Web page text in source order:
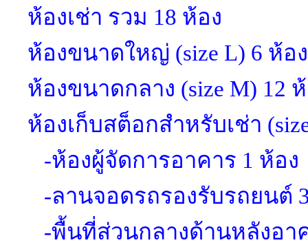
ห้องเช่า รวม 18 ห้อง
ห้องขนาดใหญ่ (size L) 6 ห้อง
ห้องขนาดกลาง (size M) 12
ห้องเก็บสต็อกสำหรับเช่า
-ห้องผู้จัดการอาคาร 1 ห้อง
-ลานจอดรถรองรับรถยนต์
-พื้นที่ส่วนกลางด้านหลังอา